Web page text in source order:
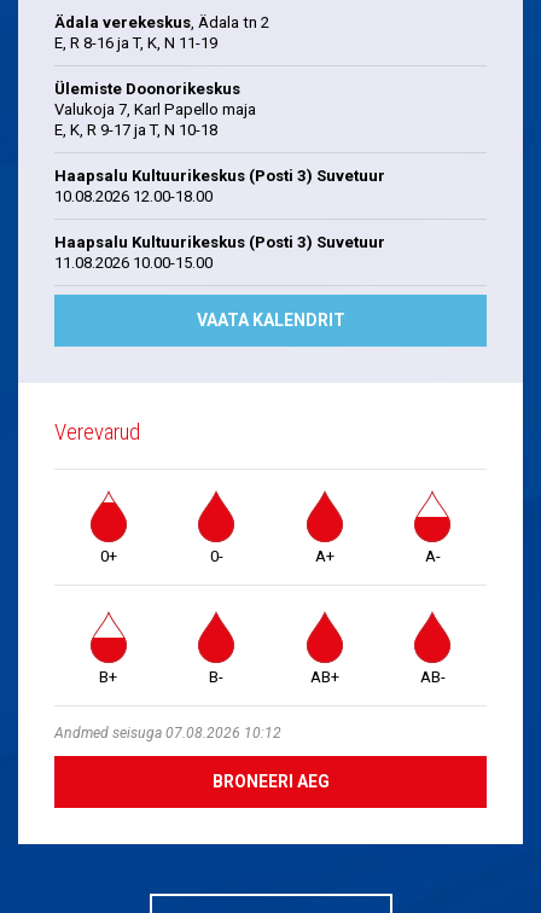
Ädala verekeskus, Ädala tn 2
E, R 8-16 ja T, K, N 11-19
Ülemiste Doonorikeskus
Valukoja 7, Karl Papello maja
E, K, R 9-17 ja T, N 10-18
Haapsalu Kultuurikeskus (Posti 3) Suvetuur
10.08.2026 12.00-18.00
Haapsalu Kultuurikeskus (Posti 3) Suvetuur
11.08.2026 10.00-15.00
VAATA KALENDRIT
Verevarud
0+ 0- A+ A-
B+ B- AB+ AB-
Andmed seisuga 07.08.2026 10:12
BRONEERI AEG